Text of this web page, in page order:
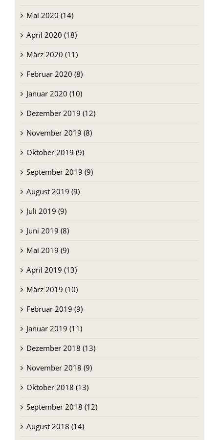
Mai 2020 (14)
April 2020 (18)
März 2020 (11)
Februar 2020 (8)
Januar 2020 (10)
Dezember 2019 (12)
November 2019 (8)
Oktober 2019 (9)
September 2019 (9)
August 2019 (9)
Juli 2019 (9)
Juni 2019 (8)
Mai 2019 (9)
April 2019 (13)
März 2019 (10)
Februar 2019 (9)
Januar 2019 (11)
Dezember 2018 (13)
November 2018 (9)
Oktober 2018 (13)
September 2018 (12)
August 2018 (14)